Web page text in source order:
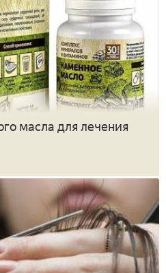
масла для лечения